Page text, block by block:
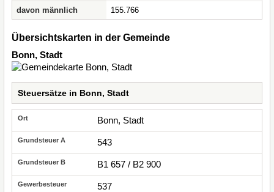
davon männlich
155.766
Übersichtskarten in der Gemeinde
Bonn, Stadt
Steuersätze in Bonn, Stadt
Bonn, Stadt
543
B1 657 / B2 900
537